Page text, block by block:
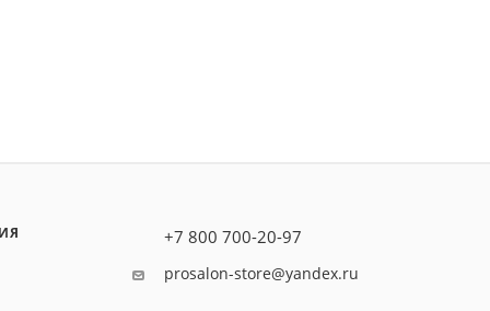
+7 800 700-20-97
prosalon-store@yandex.ru